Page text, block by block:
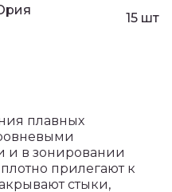
15 шт
плавных
и в зонировании
прилегают к
стыки,